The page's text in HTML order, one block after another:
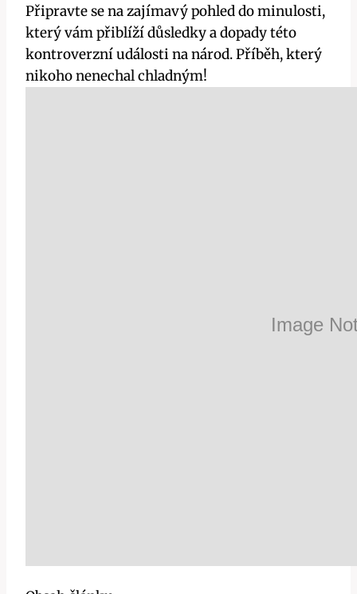
Připravte se na zajímavý pohled do minulosti,
který vám přiblíží důsledky a dopady této
kontroverzní události na národ. Příběh, který
nikoho nenechal chladným!